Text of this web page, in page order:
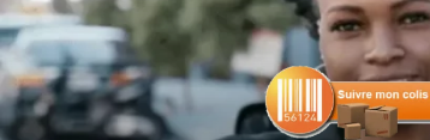
Aller
au
contenu
principal